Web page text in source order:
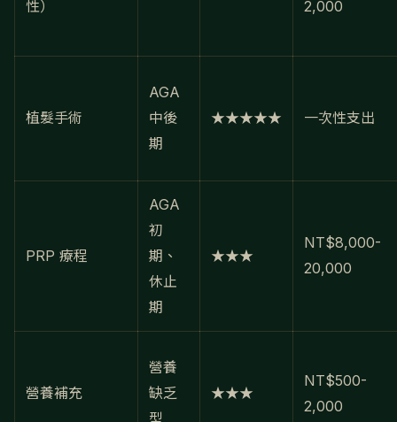
性）
2,000
植髮手術
AGA
中後
期
★★★★★ 一次性支出
PRP 療程
AGA
初
期、
休止
期
★★★
NT$8,000-
20,000
營養補充
營養
缺乏
★★★
NT$500-
2,000